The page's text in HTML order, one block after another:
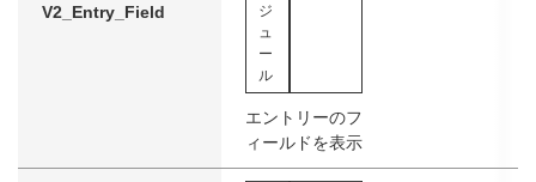
V2_Entry_Field
ジ
ュ
ー
ル
エントリーのフ
ィールドを表示